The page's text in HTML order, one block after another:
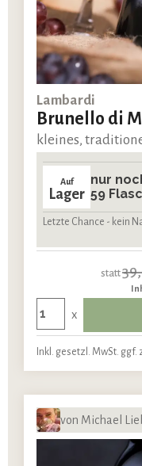
Lambardi
Brunello di
kleines,
Auf
Lager
nur
59
Letzte Chance - kein
statt
x
Inkl. gesetzl. MwSt.
von Michael